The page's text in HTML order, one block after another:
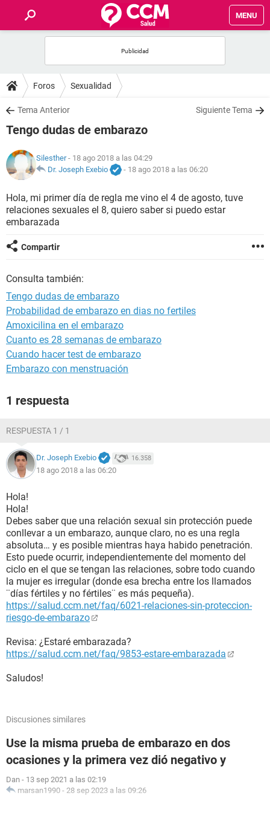
MENU
FOROS
SALUD
FAMILIA
NUTRICIÓN
BIENESTAR
Foros Sexualidad
Tema Anterior Siguiente Tema
Tengo dudas de embarazo
Silesther- 18 ago 2018 a las 04:29
Dr. Joseph Exebio
- 18 ago 2018 a las 06:20
Hola, mi primer día de regla me vino el 4 de agosto, tuve
relaciones sexuales el 8, quiero saber si puedo estar
embarazada
Compartir
Consulta también:
Tengo dudas de embarazo
Probabilidad de embarazo en dias no fertiles
Amoxicilina en el embarazo
Cuanto es 28 semanas de embarazo
Cuando hacer test de embarazo
Embarazo con menstruación
1 respuesta
RESPUESTA 1 / 1
Dr. Joseph Exebio 16.358
18 ago 2018 a las 06:20
Hola!
Hola!
Debes saber que una relación sexual sin protección puede
conllevar a un embarazo, aunque claro, no es una regla
absoluta… y es posible mientras haya habido penetración.
Esto puede ocurrir, independientemente del momento del
ciclo en el que se tengan las relaciones, sobre todo cuando
la mujer es irregular (donde esa brecha entre los llamados
¨días fértiles y no fértiles¨ es más pequeña).
https://salud.ccm.net/faq/6021-relaciones-sin-proteccion-
riesgo-de-embarazo
Revisa: ¿Estaré embarazada?
https://salud.ccm.net/faq/9853-estare-embarazada
Saludos!
Discusiones similares
Use la misma prueba de embarazo en dos
ocasiones y la primera vez dió negativo y
Dan - 13 sep 2021 a las 02:19
marsan1990 - 28 sep 2023 a las 09:26